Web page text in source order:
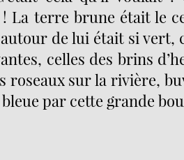
La terre brune était le
de lui était si vert,
celles des brins
roseaux sur la rivière,
par cette grande